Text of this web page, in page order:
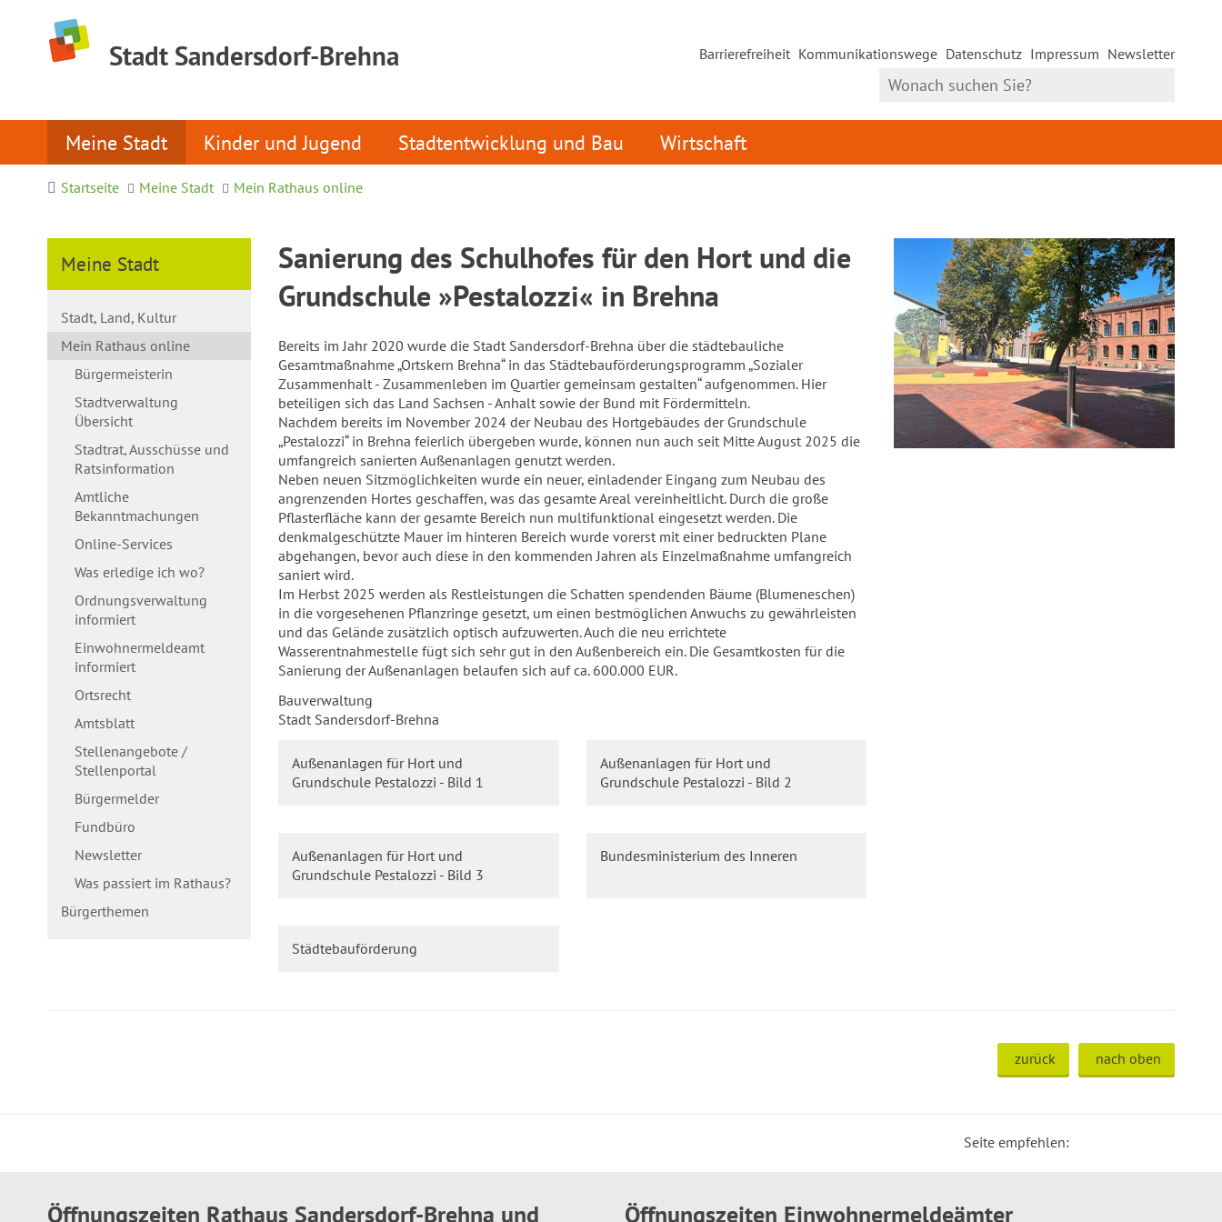
Stadt Sandersdorf-Brehna Barrierefreiheit Kommunikationswege Datenschutz Impressum Newsletter
Meine Stadt Kinder und Jugend Stadtentwicklung und Bau Wirtschaft
Startseite Meine Stadt Mein Rathaus online
Meine Stadt
Stadt, Land, Kultur
Mein Rathaus online
Bürgermeisterin
Stadtverwaltung
Übersicht
Stadtrat, Ausschüsse und
Ratsinformation
Amtliche
Bekanntmachungen
Online-Services
Was erledige ich wo?
Ordnungsverwaltung
informiert
Einwohnermeldeamt
informiert
Ortsrecht
Amtsblatt
Stellenangebote /
Stellenportal
Bürgermelder
Fundbüro
Newsletter
Was passiert im Rathaus?
Bürgerthemen
Sanierung des Schulhofes für den Hort und die
Grundschule »Pestalozzi« in Brehna
Bereits im Jahr 2020 wurde die Stadt Sandersdorf-Brehna über die städtebauliche
Gesamtmaßnahme „Ortskern Brehna“ in das Städtebauförderungsprogramm „Sozialer
Zusammenhalt - Zusammenleben im Quartier gemeinsam gestalten“ aufgenommen. Hier
beteiligen sich das Land Sachsen - Anhalt sowie der Bund mit Fördermitteln.
Nachdem bereits im November 2024 der Neubau des Hortgebäudes der Grundschule
„Pestalozzi“ in Brehna feierlich übergeben wurde, können nun auch seit Mitte August 2025 die
umfangreich sanierten Außenanlagen genutzt werden.
Neben neuen Sitzmöglichkeiten wurde ein neuer, einladender Eingang zum Neubau des
angrenzenden Hortes geschaffen, was das gesamte Areal vereinheitlicht. Durch die große
Pflasterfläche kann der gesamte Bereich nun multifunktional eingesetzt werden. Die
denkmalgeschützte Mauer im hinteren Bereich wurde vorerst mit einer bedruckten Plane
abgehangen, bevor auch diese in den kommenden Jahren als Einzelmaßnahme umfangreich
saniert wird.
Im Herbst 2025 werden als Restleistungen die Schatten spendenden Bäume (Blumeneschen)
in die vorgesehenen Pflanzringe gesetzt, um einen bestmöglichen Anwuchs zu gewährleisten
und das Gelände zusätzlich optisch aufzuwerten. Auch die neu errichtete
Wasserentnahmestelle fügt sich sehr gut in den Außenbereich ein. Die Gesamtkosten für die
Sanierung der Außenanlagen belaufen sich auf ca. 600.000 EUR.
Bauverwaltung
Stadt Sandersdorf-Brehna
Außenanlagen für Hort und
Grundschule Pestalozzi - Bild 1
Außenanlagen für Hort und
Grundschule Pestalozzi - Bild 2
Außenanlagen für Hort und
Grundschule Pestalozzi - Bild 3
Bundesministerium des Inneren
Städtebauförderung
zurück nach oben
Seite empfehlen:
Öffnungszeiten Rathaus Sandersdorf-Brehna und Öffnungszeiten Einwohnermeldeämter